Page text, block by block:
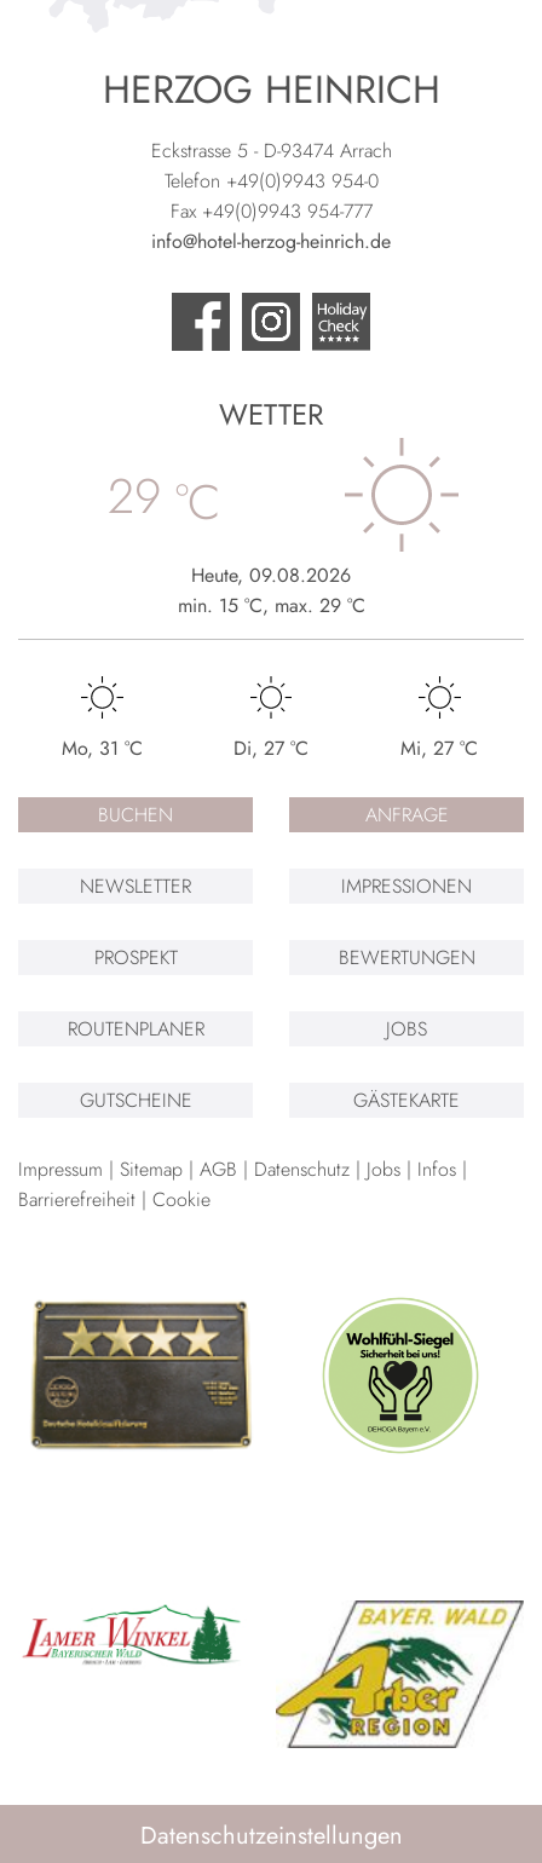
Datenschutzeinstellungen
HERZOG HEINRICH
Eckstrasse 5 - D-93474 Arrach
Telefon +49(0)9943 954-0
Fax +49(0)9943 954-777
info@hotel-herzog-heinrich.de
WETTER
29 °C
Heute, 09.08.2026
min. 15 °C, max. 29 °C
Mo, 31 °C Di, 27 °C Mi,27 °C
BUCHEN ANFRAGE
NEWSLETTER IMPRESSIONEN
PROSPEKT BEWERTUNGEN
ROUTENPLANER JOBS
GUTSCHEINE GÄSTEKARTE
Impressum Sitemap AGB Datenschutz Jobs
Infos
Barrierefreiheit
Cookie